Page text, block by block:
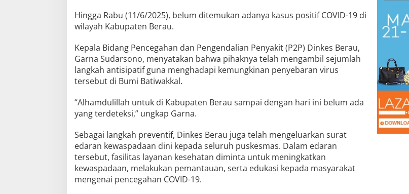
Hingga Rabu (11/6/2025), belum ditemukan adanya kasus positif COVID-19 di
wilayah Kabupaten Berau.
Kepala Bidang Pencegahan dan Pengendalian Penyakit (P2P) Dinkes Berau,
Garna Sudarsono, menyatakan bahwa pihaknya telah mengambil sejumlah
langkah antisipatif guna menghadapi kemungkinan penyebaran virus
tersebut di Bumi Batiwakkal.
“Alhamdulillah untuk di Kabupaten Berau sampai dengan hari ini belum ada
yang terdeteksi,” ungkap Garna.
Sebagai langkah preventif, Dinkes Berau juga telah mengeluarkan surat
edaran kewaspadaan dini kepada seluruh puskesmas. Dalam edaran
tersebut, fasilitas layanan kesehatan diminta untuk meningkatkan
kewaspadaan, melakukan pemantauan, serta edukasi kepada masyarakat
mengenai pencegahan COVID-19.